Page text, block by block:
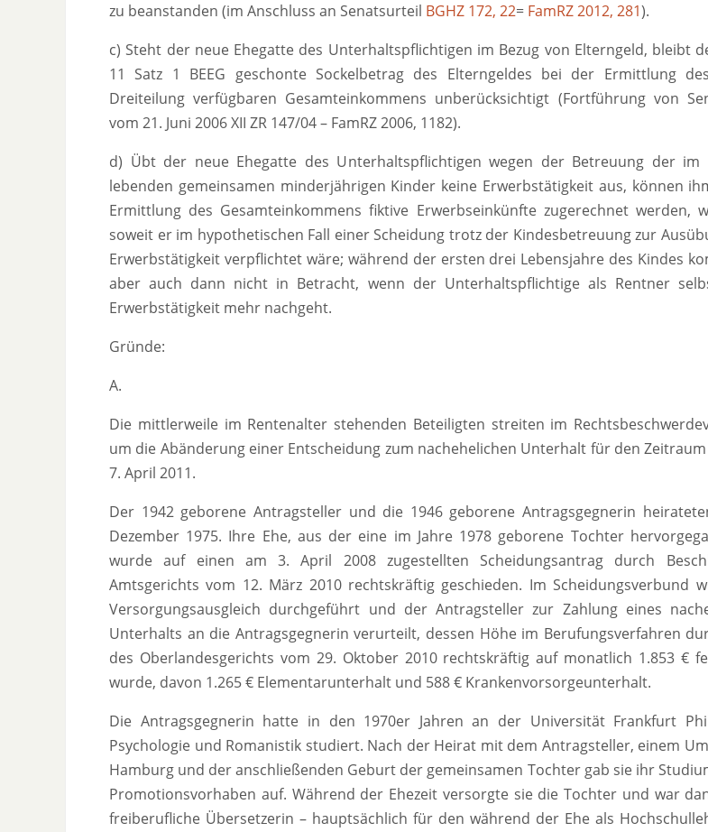
zu beanstanden (im Anschluss an Senatsurteil BGHZ 172, 22= FamRZ 2012, 281).
c) Steht der neue Ehegatte des Unterhaltspflichtigen im Bezug von Elterngeld, bleibt
11 Satz 1 BEEG geschonte Sockelbetrag des Elterngeldes bei der Ermittlung
Dreiteilung verfügbaren Gesamteinkommens unberücksichtigt (Fortführung von
vom 21. Juni 2006 XII ZR 147/04 – FamRZ 2006, 1182).
d) Übt der neue Ehegatte des Unterhaltspflichtigen wegen der Betreuung der im
lebenden gemeinsamen minderjährigen Kinder keine Erwerbstätigkeit aus, können
Ermittlung des Gesamteinkommens fiktive Erwerbseinkünfte zugerechnet werden,
soweit er im hypothetischen Fall einer Scheidung trotz der Kindesbetreuung zur
Erwerbstätigkeit verpflichtet wäre; während der ersten drei Lebensjahre des Kindes
aber auch dann nicht in Betracht, wenn der Unterhaltspflichtige als Rentner
Erwerbstätigkeit mehr nachgeht.
Gründe:
A.
Die mittlerweile im Rentenalter stehenden Beteiligten streiten im
um die Abänderung einer Entscheidung zum nachehelichen Unterhalt für den
7. April 2011.
Der 1942 geborene Antragsteller und die 1946 geborene Antragsgegnerin
Dezember 1975. Ihre Ehe, aus der eine im Jahre 1978 geborene Tochter
wurde auf einen am 3. April 2008 zugestellten Scheidungsantrag durch
Amtsgerichts vom 12. März 2010 rechtskräftig geschieden. Im Scheidungsverbund
Versorgungsausgleich durchgeführt und der Antragsteller zur Zahlung eines
Unterhalts an die Antragsgegnerin verurteilt, dessen Höhe im Berufungsverfahren
des Oberlandesgerichts vom 29. Oktober 2010 rechtskräftig auf monatlich 1.853 €
wurde, davon 1.265 € Elementarunterhalt und 588 € Krankenvorsorgeunterhalt.
Die Antragsgegnerin hatte in den 1970er Jahren an der Universität Frankfurt
Psychologie und Romanistik studiert. Nach der Heirat mit dem Antragsteller, einem
Hamburg und der anschließenden Geburt der gemeinsamen Tochter gab sie ihr
Promotionsvorhaben auf. Während der Ehezeit versorgte sie die Tochter und war
freiberufliche Übersetzerin – hauptsächlich für den während der Ehe als